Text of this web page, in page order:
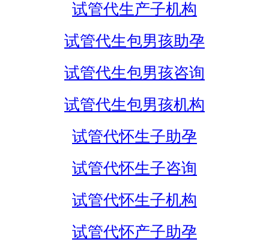
试管代生产子机构
试管代生包男孩助孕
试管代生包男孩咨询
试管代生包男孩机构
试管代怀生子助孕
试管代怀生子咨询
试管代怀生子机构
试管代怀产子助孕